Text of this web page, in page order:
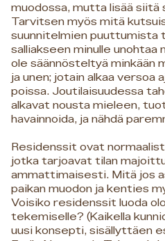
muodossa, mutta lisää siitä
Tarvitsen myös mitä
suunnitelmien puuttumista
salliakseen minulle unohtaa
ole säännösteltyä minkään
ja unen; jotain alkaa versoa
poissa. Joutilaisuudessa
alkavat nousta mieleen,
havainnoida, ja nähdä
Residenssit ovat
jotka tarjoavat tilan
ammattimaisesti. Mitä jos
paikan muodon ja kenties
Voisiko residenssit luoda
tekemiselle? (Kaikella
uusi konsepti, sisällyttäen